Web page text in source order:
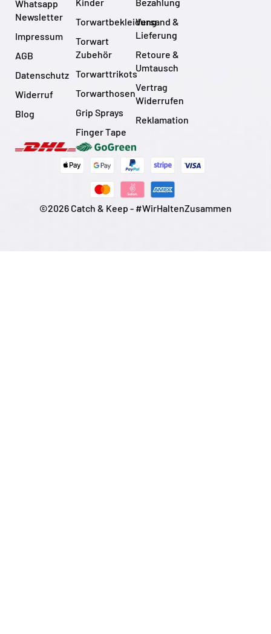
Whatsapp
Newsletter
Impressum
AGB
Datenschutz
Widerruf
Blog
Torwartbekleidung
Torwart
Zubehör
Torwarttrikots
Torwarthosen
Grip Sprays
Finger Tape
Versand &
Lieferung
Retoure &
Umtausch
Vertrag
Widerrufen
Reklamation
©2026 Catch & Keep - #WirHaltenZusammen